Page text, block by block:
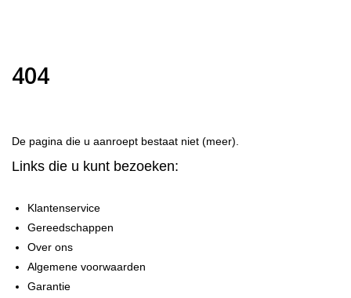
404
De pagina die u aanroept bestaat niet (meer).
Links die u kunt bezoeken:
Klantenservice
Gereedschappen
Over ons
Algemene voorwaarden
Garantie